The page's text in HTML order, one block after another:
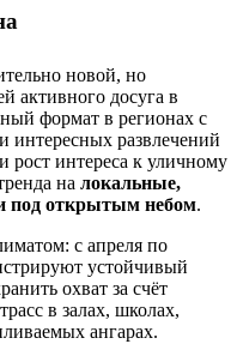
новой, но
активного досуга в
формат в регионах с
интересных развлечений
рост интереса к уличному
на локальные,
под открытым небом.
с апреля по
устойчивый
охват за счёт
в залах, школах,
ангарах.